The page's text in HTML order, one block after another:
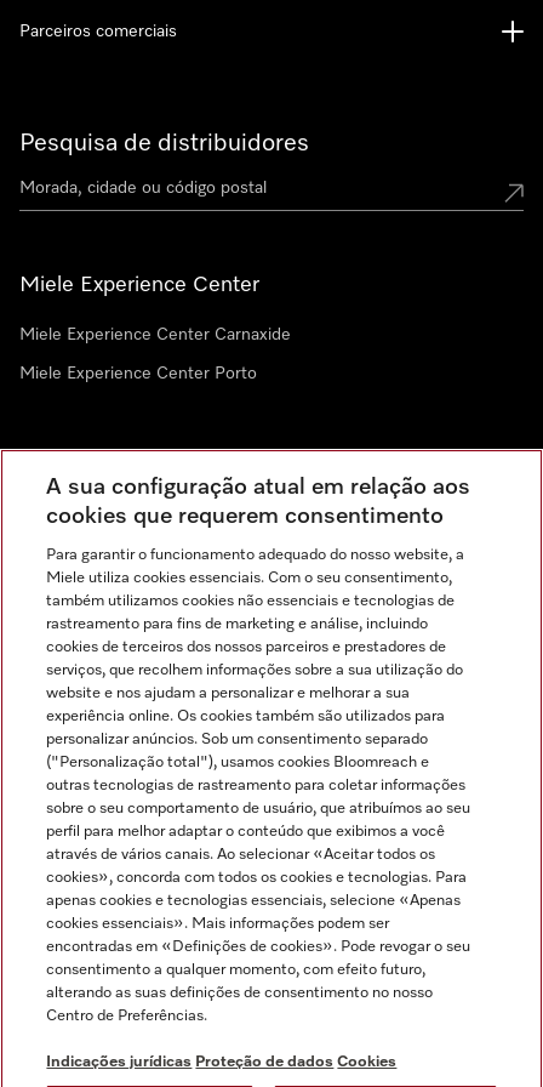
Pesquisa de distribuidores
Miele Experience Center
Miele Experience Center Carnaxide
Miele Experience Center Porto
Parceiros comerciais
Indicações jurídicas
Condições gerais
Proteção de dados
Condições de utilização
Canal de Ética
Formulário de livre resolução
Miele no Instagram
Miele no Facebook
Miele no Youtube
A sua configuração atual em relação aos
cookies que requerem consentimento
Para garantir o funcionamento adequado do nosso website, a
Miele utiliza cookies essenciais. Com o seu consentimento,
também utilizamos cookies não essenciais e tecnologias de
rastreamento para fins de marketing e análise, incluindo
cookies de terceiros dos nossos parceiros e prestadores de
serviços, que recolhem informações sobre a sua utilização do
website e nos ajudam a personalizar e melhorar a sua
experiência online. Os cookies também são utilizados para
personalizar anúncios. Sob um consentimento separado
("Personalização total"), usamos cookies Bloomreach e
outras tecnologias de rastreamento para coletar informações
sobre o seu comportamento de usuário, que atribuímos ao seu
perfil para melhor adaptar o conteúdo que exibimos a você
através de vários canais. Ao selecionar «Aceitar todos os
cookies», concorda com todos os cookies e tecnologias. Para
apenas cookies e tecnologias essenciais, selecione «Apenas
cookies essenciais». Mais informações podem ser
encontradas em «Definições de cookies». Pode revogar o seu
consentimento a qualquer momento, com efeito futuro,
alterando as suas definições de consentimento no nosso
Centro de Preferências.
Indicações jurídicas Proteção de dados Cookies